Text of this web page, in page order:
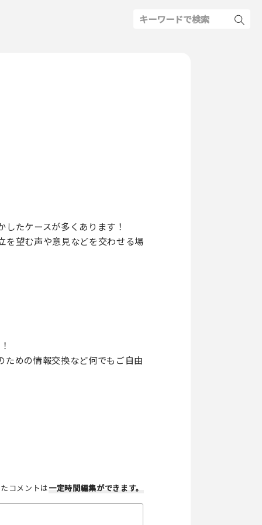
たケースが多くあります！
を望む声や意見などを交わせる場
ための情報交換など何でもご自由
コメントは一定時間編集ができます。